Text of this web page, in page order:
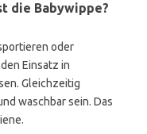
die Babywippe?
oder
Einsatz in
Gleichzeitig
waschbar sein. Das